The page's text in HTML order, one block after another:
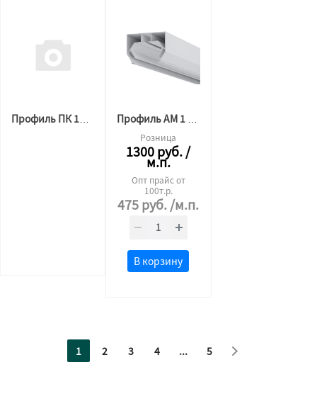
Розница
1300руб./
м.п.
Опт прайс от
100т.р.
475руб./м.п.
В корзину
1 2 3 4 ... 5